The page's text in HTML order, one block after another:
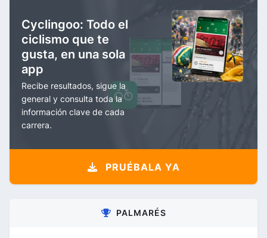
Cyclingoo: Todo el
ciclismo que te
gusta, en una sola
app
Recibe resultados, sigue la
general y consulta toda la
información clave de cada
carrera.
PRUÉBALA YA
PALMARÉS